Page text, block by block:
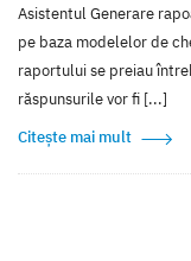
Asistentul Generare
pe baza modelelor de
raportului se preiau
răspunsurile vor fi [...]
Citește mai mult